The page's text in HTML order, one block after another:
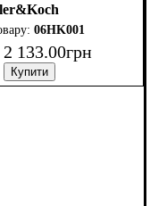
06HK001
2 133.00грн